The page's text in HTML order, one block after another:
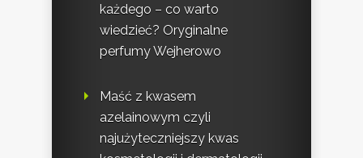
każdego – co warto
wiedzieć? Oryginalne
perfumy Wejherowo
Maść z kwasem
azelainowym czyli
najużyteczniejszy kwas